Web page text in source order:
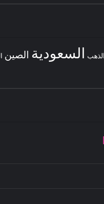
الذهب السعودية الصين